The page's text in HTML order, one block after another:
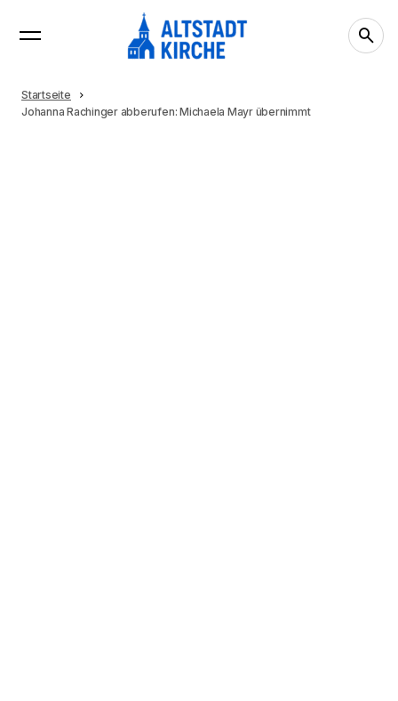
Startseite
Johanna Rachinger abberufen: Michaela Mayr übernimmt